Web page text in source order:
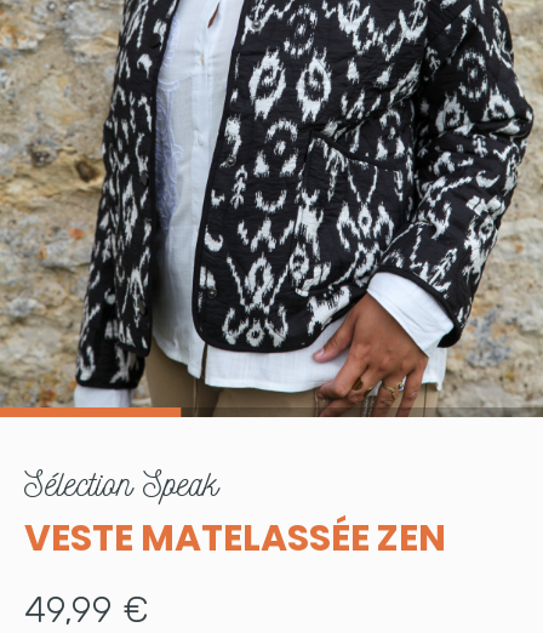
sélectionSpeak
VESTE MATELASSÉE ZEN
49,99 €